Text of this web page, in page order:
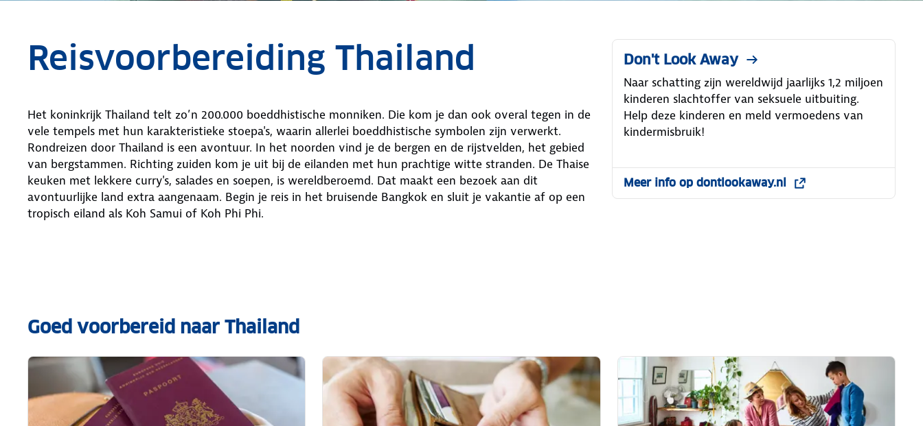
Reisvoorbereiding Thailand
Het koninkrijk Thailand telt zo’n 200.000 boeddhistische monniken. Die kom je dan ook overal tegen in de
vele tempels met hun karakteristieke stoepa's, waarin allerlei boeddhistische symbolen zijn verwerkt.
Rondreizen door Thailand is een avontuur. In het noorden vind je de bergen en de rijstvelden, het gebied
van bergstammen. Richting zuiden kom je uit bij de eilanden met hun prachtige witte stranden. De Thaise
keuken met lekkere curry's, salades en soepen, is wereldberoemd. Dat maakt een bezoek aan dit
avontuurlijke land extra aangenaam. Begin je reis in het bruisende Bangkok en sluit je vakantie af op een
tropisch eiland als Koh Samui of Koh Phi Phi.
Don't Look Away
Naar schatting zijn wereldwijd jaarlijks 1,2 miljoen
kinderen slachtoffer van seksuele uitbuiting.
Help deze kinderen en meld vermoedens van
kindermisbruik!
Meer info op dontlookaway.nl
Goed voorbereid naar Thailand